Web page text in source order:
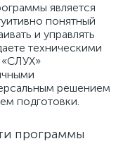
является
понятный
и управлять
техническими
«СЛУХ»
решением
подготовки.
программы